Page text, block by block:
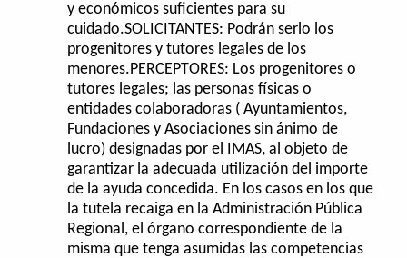
y económicos suficientes para su
cuidado.SOLICITANTES: Podrán serlo los
progenitores y tutores legales de los
menores.PERCEPTORES: Los progenitores o
tutores legales; las personas físicas o
entidades colaboradoras ( Ayuntamientos,
Fundaciones y Asociaciones sin ánimo de
lucro) designadas por el IMAS, al objeto de
garantizar la adecuada utilización del importe
de la ayuda concedida. En los casos en los que
la tutela recaiga en la Administración Pública
Regional, el órgano correspondiente de la
misma que tenga asumidas las competencias